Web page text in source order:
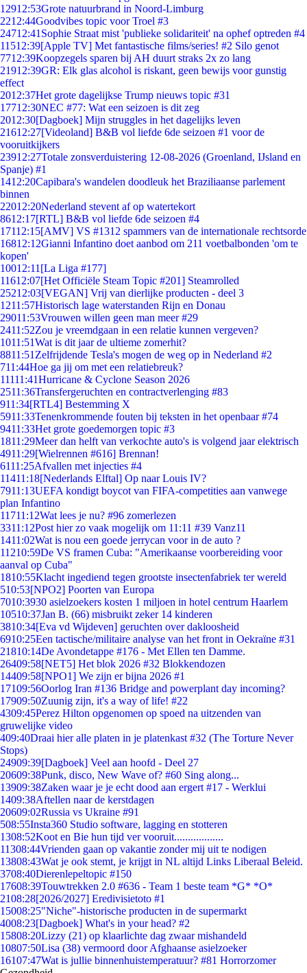
12912:53Grote natuurbrand in Noord-Limburg
2212:44Goodvibes topic voor Troel #3
24712:41 Sophie Straat mist 'publieke solidariteit' na ophef optreden #4
11512:39[Apple TV] Met fantastische films/series! #2 Silo genot
7712:39Koopzegels sparen bij AH duurt straks 2x zo lang
21912:39GR: Elk glas alcohol is riskant, geen bewijs voor gunstig
effect
2012:37Het grote dagelijkse Trump nieuws topic #31
17712:30NEC #77: Wat een seizoen is dit zeg
2012:30[Dagboek] Mijn struggles in het dagelijks leven
21612:27[Videoland] B&B vol liefde 6de seizoen #1 voor de
vooruitkijkers
23912:27Totale zonsverduistering 12-08-2026 (Groenland, IJsland en
Spanje) #1
1412:20Capibara's wandelen doodleuk het Braziliaanse parlement
binnen
22012:20Nederland stevent af op watertekort
8612:17[RTL] B&B vol liefde 6de seizoen #4
17112:15[AMV] VS #1312 spammers van de internationale rechtsorde
16812:12Gianni Infantino doet aanbod om 211 voetbalbonden 'om te
kopen'
10012:11 [La Liga #177]
11612:07[Het Officiële Steam Topic #201] Steamrolled
25212:03[VEGAN] Vrij van dierlijke producten - deel 3
1211:57Historisch lage waterstanden Rijn en Donau
29011:53Vrouwen willen geen man meer #29
2411:52Zou je vreemdgaan in een relatie kunnen vergeven?
1011:51Wat is dit jaar de ultieme zomerhit?
8811:51 Zelfrijdende Tesla's mogen de weg op in Nederland #2
711:44Hoe ga jij om met een relatiebreuk?
11111:41Hurricane & Cyclone Season 2026
2511:36Transfergeruchten en contractverlenging #83
911:34[RTL4] Bestemming X
5911:33Tenenkrommende fouten bij teksten in het openbaar #74
9411:33Het grote goedemorgen topic #3
1811:29Meer dan helft van verkochte auto's is volgend jaar elektrisch
4911:29[Wielrennen #616] Brennan!
6111:25Afvallen met injecties #4
11411:18[Nederlands Elftal] Op naar Louis IV?
7911:13UEFA kondigt boycot van FIFA-competities aan vanwege
plan Infantino
11711:12Wat lees je nu? #96 zomerlezen
3311:12Post hier zo vaak mogelijk om 11:11 #39 Vanz11
1411:02Wat is nou een goede jerrycan voor in de auto ?
11210:59De VS framen Cuba: "Amerikaanse voorbereiding voor
aanval op Cuba"
1810:55Klacht ingediend tegen grootste insectenfabriek ter wereld
510:53[NPO2] Poorten van Europa
7010:3930 asielzoekers kosten 1 miljoen in hotel centrum Haarlem
10510:37Jan B. (66) misbruikt zeker 14 kinderen
3810:34[Eva vd Wijdeven] geruchten over dakloosheid
6910:25Een tactische/militaire analyse van het front in Oekraïne #31
21810:14De Avondetappe #176 - Met Ellen ten Damme.
26409:58[NET5] Het blok 2026 #32 Blokkendozen
14409:58[NPO1] We zijn er bijna 2026 #1
17109:56Oorlog Iran #136 Bridge and powerplant day incoming?
17909:50Zuunig zijn, it's a way of life! #22
4309:45Perez Hilton opgenomen op spoed na uitzenden van
gruwelijke video
409:40Draai hier alle platen in je platenkast #32 (The Torture Never
Stops)
24909:39[Dagboek] Veel aan hoofd - Deel 27
20609:38Punk, disco, New Wave of? #60 Sing along...
13909:38Zaken waar je je echt dood aan ergert #17 - Werklui
1409:38Aftellen naar de kerstdagen
20609:02Russia vs Ukraine #91
508:55Insta360 Studio software, lagging en stotteren
1308:52Koot en Bie hun tijd ver vooruit..................
11308:44Vrienden gaan op vakantie zonder mij uit te nodigen
13808:43Wat je ook stemt, je krijgt in NL altijd Links Liberaal Beleid.
3708:40Dierenlepeltopic #150
17608:39Touwtrekken 2.0 #636 - Team 1 beste team *G* *O*
2108:28[2026/2027] Eredivisietoto #1
15008:25"Niche"-historische producten in de supermarkt
4008:23[Dagboek] What's in your head? #2
15808:20Lizzy (21) op klaarlichte dag zwaar mishandeld
10807:50Lisa (38) vermoord door Afghaanse asielzoeker
16107:47Wat is jullie binnenhuistemperatuur? #81 Horrorzomer